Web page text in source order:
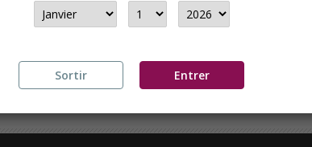
Sortir Entrer